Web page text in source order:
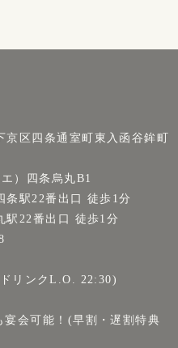
京区四条通室町東入函谷鉾町
）四条烏丸B1
条駅22番出口 徒歩1分
駅22番出口 徒歩1分
リンクL.O. 22:30)
会可能！(早割・遅割特典